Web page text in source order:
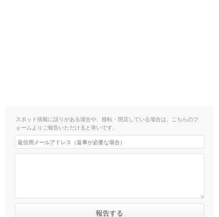
スポット情報に誤りがある場合や、移転・閉店している場合は、こちらのフ
ォームよりご報告いただけると幸いです。